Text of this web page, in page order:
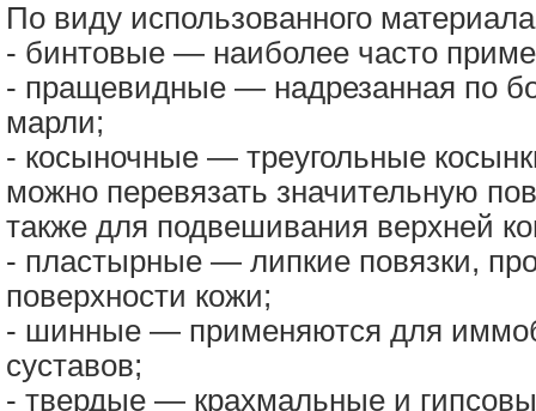
По виду использованного
- бинтовые — наиболее часто
- пращевидные — надрезанная по
марли;
- косыночные — треугольные
можно перевязать значительную
также для подвешивания верхней
- пластырные — липкие повязки,
поверхности кожи;
- шинные — применяются для
суставов;
- твердые — крахмальные и